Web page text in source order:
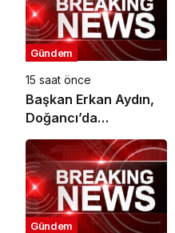
Gündem
15 saat önce
Başkan Erkan Aydın,
Doğancı’da
Vatandaşların
Taleplerini Yerinde
Dinledi
Gündem